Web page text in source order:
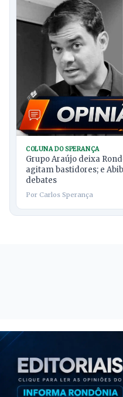
COLUNA DO SPERANÇA
Grupo Araújo deixa
agitam bastidores; e
debates
Por Carlos Sperança